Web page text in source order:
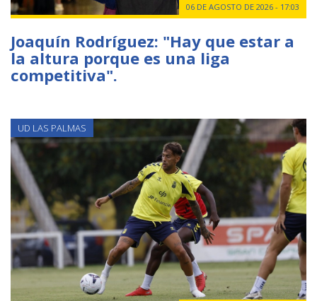
06 DE AGOSTO DE 2026 - 17:03
Joaquín Rodríguez: "Hay que estar a
la altura porque es una liga
competitiva".
UD LAS PALMAS